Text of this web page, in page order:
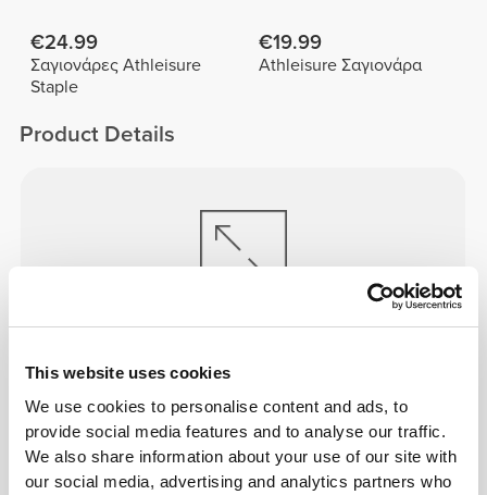
This website uses cookies
We use cookies to personalise content and ads, to
provide social media features and to analyse our traffic.
We also share information about your use of our site with
our social media, advertising and analytics partners who
€24.99
Σαγιονάρες Athleisure
Staple
€19.99
Athleisure Σαγιονάρα
Product Details
ΜΗΧΑΝΟΛΟΓΙΚΗ ΣΧΕΔΙΑΣΗ
Σχεδιασμένες για να ανταποκρίνονται στις
απαιτήσεις ενός πολύ δραστήριου καλοκαιριού.
Αυτό σημαίνει ότι αυτές οι παντόφλες δεν θα χάσουν
το σχήμα τους μετά από παρατεταμένη χρήση και
έχουν υψηλό βαθμό αντοχής στη καθημερινή φθορά.